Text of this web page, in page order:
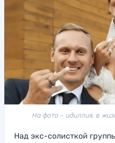
На фото - идиллия, в
Над экс-солисткой